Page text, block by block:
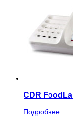
CDR
Подробнее